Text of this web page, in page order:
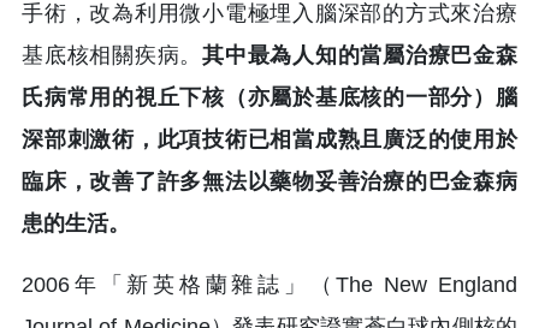
手術，改為利用微小電極埋入腦深部的方式來治療
基底核相關疾病。其中最為人知的當屬治療巴金森
氏病常用的視丘下核（亦屬於基底核的一部分）腦
深部刺激術，此項技術已相當成熟且廣泛的使用於
臨床，改善了許多無法以藥物妥善治療的巴金森病
患的生活。
2006年「新英格蘭雜誌」（The New England